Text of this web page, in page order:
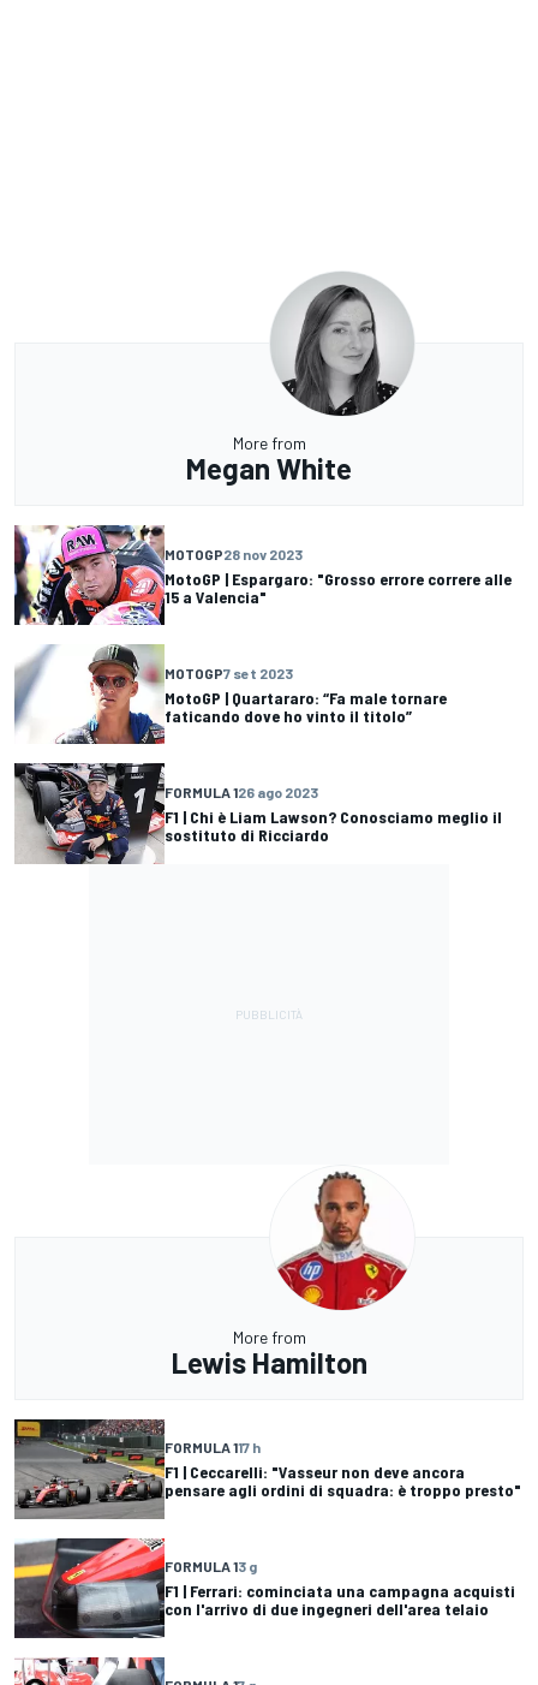
More from
Megan White
MOTOGP28 nov 2023
MotoGP | Espargaro: "Grosso errore correre alle
15 a Valencia"
MOTOGP7 set 2023
MotoGP | Quartararo: “Fa male tornare
faticando dove ho vinto il titolo”
FORMULA 126 ago 2023
F1 | Chi è Liam Lawson? Conosciamo meglio il
sostituto di Ricciardo
More from
Lewis Hamilton
FORMULA 117 h
F1 | Ceccarelli: "Vasseur non deve ancora
pensare agli ordini di squadra: è troppo presto"
FORMULA 13 g
F1 | Ferrari: cominciata una campagna acquisti
con l'arrivo di due ingegneri dell'area telaio